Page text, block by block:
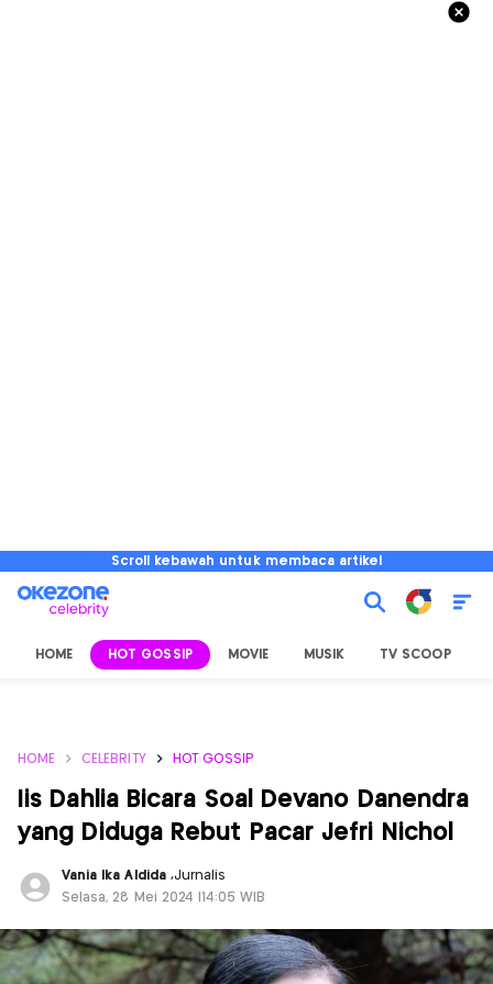
Scroll kebawah untuk membaca artikel
HOME HOT GOSSIP MOVIE MUSIK TV SCOOP
HOME CELEBRITY HOT GOSSIP
Iis Dahlia Bicara Soal Devano Danendra
yang Diduga Rebut Pacar Jefri Nichol
Vania Ika Aldida ,Jurnalis
Selasa, 28 Mei 2024 |14:05 WIB